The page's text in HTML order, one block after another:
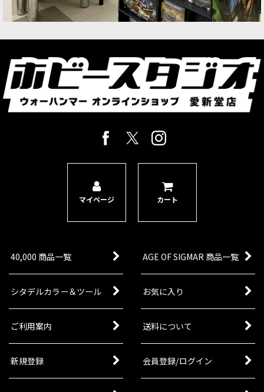
マイページ カート
40,000 商品一覧 AGE OF SIGMAR 商品一覧
シタデルカラー＆ツール お気に入り
ご利用案内 送料について
新規登録 会員登録/ログイン